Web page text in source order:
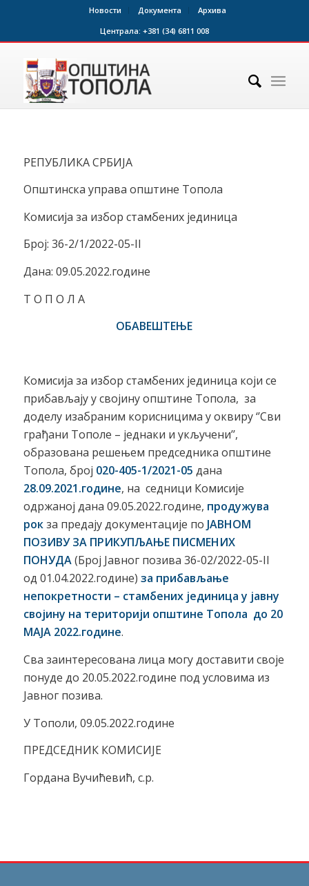
Новости Документа
Архива
Централа: +381 (34) 6811 008
РЕПУБЛИКА СРБИЈА
Општинска управа општине Топола
Комисија за избор стамбених јединица
Број: 36-2/1/2022-05-II
Дана: 09.05.2022.године
Т О П О Л А
OБАВЕШТЕЊЕ
Комисија за избор стамбених јединица који се
прибављају у својину општине Топола, за
доделу изабраним корисницима у оквиру ‘’Сви
грађани Тополе – једнаки и укључени’’,
образована решењем председника општине
Топола, број 020-405-1/2021-05 дана
28.09.2021.године, на седници Комисије
одржаној дана 09.05.2022.године, продужува
рокза предају документације по ЈАВНОМ
ПОЗИВУ ЗА ПРИКУПЉАЊЕ ПИСМЕНИХ
ПОНУДА(Број Јавног позива 36-02/2022-05-II
од 01.04.2022.године) за прибављање
непокретности – стамбених јединица у јавну
својину на територији општине Топола до 20
МАЈА 2022.године.
Сва заинтересована лица могу доставити своје
понуде до 20.05.2022.године под условима из
Јавног позива.
У Тополи, 09.05.2022.године
ПРЕДСЕДНИК КОМИСИЈЕ
Гордана Вучићевић, с.р.